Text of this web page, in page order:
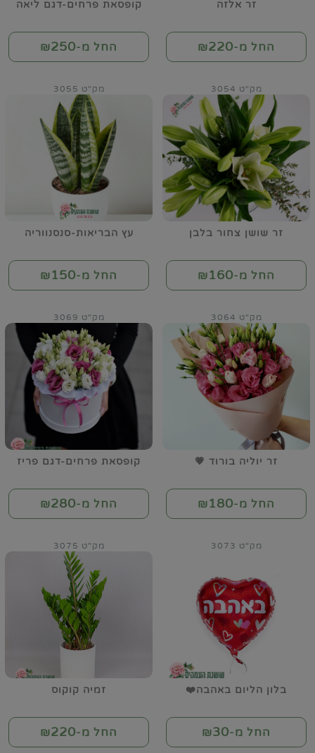
זר אלזה
החל מ-₪220
קופסאת פרחים-דגם ליאה
החל מ-₪250
זר שושן צחור בלבן
מק"ט 3054
החל מ-₪160
עץ הבריאות-סנסנווריה
מק"ט 3055
החל מ-₪150
זר יוליה בורוד 💗
מק"ט 3064
החל מ-₪180
קופסאת פרחים-דגם פריז
מק"ט 3069
החל מ-₪280
בלון הליום באהבה❤️
מק"ט 3073
החל מ-₪30
זמיה קוקוס
מק"ט 3075
החל מ-₪220